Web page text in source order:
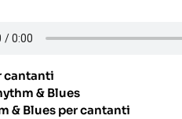
cantanti
& Blues
& Blues per cantanti